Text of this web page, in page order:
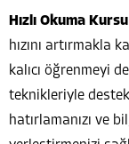
Hızlı Okuma
hızını artırmakla
kalıcı öğrenmeyi
teknikleriyle
hatırlamanızı ve